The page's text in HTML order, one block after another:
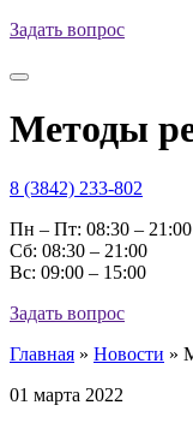
Задать вопрос
Методы
8 (3842) 233-802
Пн – Пт: 08:30 – 21:00
Cб: 08:30 – 21:00
Вс: 09:00 – 15:00
Задать вопрос
Главная » Новости »
01 марта 2022